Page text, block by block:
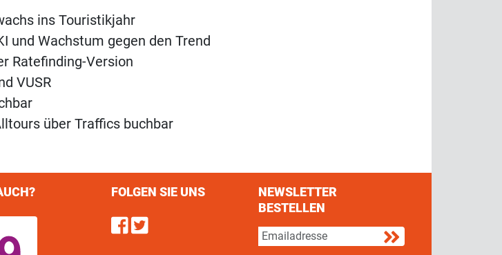
ins Touristikjahr
und Wachstum gegen den Trend
Ratefinding-Version
VUSR
über Traffics buchbar
FOLGEN SIE UNS
Find us on Facebook
Follow us on Twitter
NEWSLETTER
BESTELLEN